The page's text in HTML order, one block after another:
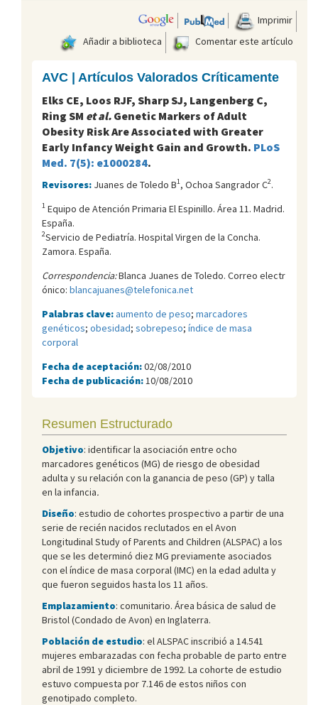
Imprimir
Añadir a biblioteca
Comentar este artículo
AVC | Artículos Valorados Críticamente
Elks CE, Loos RJF, Sharp SJ, Langenberg C,
Ring SM et al. Genetic Markers of Adult
Obesity Risk Are Associated with Greater
Early Infancy Weight Gain and Growth. PLoS
Med. 7(5): e1000284.
Revisores: Juanes de Toledo B1, Ochoa Sangrador C2.
1 Equipo de Atención Primaria El Espinillo. Área 11. Madrid.
España.
2Servicio de Pediatría. Hospital Virgen de la Concha.
Zamora. España.
Correspondencia:Blanca Juanes de Toledo. Correo electr
ónico: blancajuanes@telefonica.net
Palabras clave:aumento de peso; marcadores
genéticos; obesidad; sobrepeso; índice de masa
corporal
Fecha de aceptación:02/08/2010
Fecha de publicación: 10/08/2010
Resumen Estructurado
Objetivo: identificar la asociación entre ocho
marcadores genéticos (MG) de riesgo de obesidad
adulta y su relación con la ganancia de peso (GP) y talla
en la infancia.
Diseño: estudio de cohortes prospectivo a partir de una
serie de recién nacidos reclutados en el Avon
Longitudinal Study of Parents and Children (ALSPAC) a los
que se les determinó diez MG previamente asociados
con el índice de masa corporal (IMC) en la edad adulta y
que fueron seguidos hasta los 11 años.
Emplazamiento: comunitario. Área básica de salud de
Bristol (Condado de Avon) en Inglaterra.
Población de estudio: el ALSPAC inscribió a 14.541
mujeres embarazadas con fecha probable de parto entre
abril de 1991 y diciembre de 1992. La cohorte de estudio
estuvo compuesta por 7.146 de estos niños con
genotipado completo.